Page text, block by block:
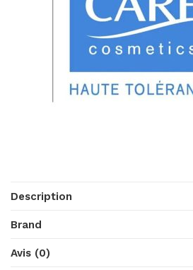
Description
Brand
Avis (0)